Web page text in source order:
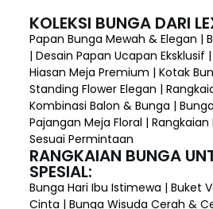
KOLEKSI BUNGA DARI
Papan Bunga Mewah & Elegan |
| Desain Papan Ucapan Eksklusif
Hiasan Meja Premium | Kotak
Standing Flower Elegan |
Kombinasi Balon & Bunga |
Pajangan Meja Floral |
Sesuai Permintaan
RANGKAIAN BUNGA
SPESIAL:
Bunga Hari Ibu Istimewa | Buket
Cinta | Bunga Wisuda Cerah &